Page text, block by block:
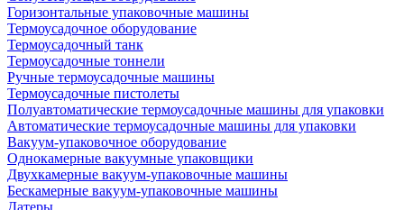
Горизонтальные упаковочные машины
Термоусадочное оборудование
Термоусадочный танк
Термоусадочные тоннели
Ручные термоусадочные машины
Термоусадочные пистолеты
Полуавтоматические термоусадочные машины для упаковки
Автоматические термоусадочные машины для упаковки
Вакуум-упаковочное оборудование
Однокамерные вакуумные упаковщики
Двухкамерные вакуум-упаковочные машины
Бескамерные вакуум-упаковочные машины
Датеры